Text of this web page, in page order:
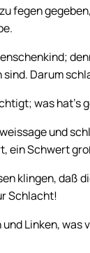
fegen
Darum
was hat’s
und
ein Schwert
klingen, daß
Schlacht!
Linken, was